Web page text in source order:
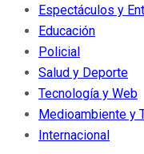
Espectáculos y
Educación
Policial
Salud y Deporte
Tecnología y Web
Medioambiente y
Internacional